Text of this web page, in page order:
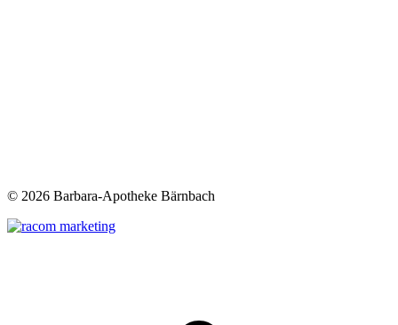
© 2026 Barbara-Apotheke Bärnbach